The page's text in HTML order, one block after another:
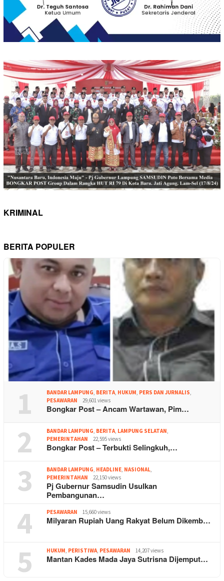
KRIMINAL
BERITA POPULER
1 BANDAR LAMPUNG, BERITA, HUKUM, PERS DAN JURNALIS,
PESAWARAN
29,601 views
Bongkar Post – Ancam Wartawan, Pim…
2 BANDAR LAMPUNG, BERITA, LAMPUNG SELATAN,
PEMERINTAHAN
22,595 views
Bongkar Post – Terbukti Selingkuh,…
3 BANDAR LAMPUNG, HEADLINE, NASIONAL,
PEMERINTAHAN
22,150 views
Pj Gubernur Samsudin Usulkan
Pembangunan…
4 PESAWARAN 15,660 views
Milyaran Rupiah Uang Rakyat Belum Dikemb…
5 HUKUM, PERISTIWA, PESAWARAN 14,207 views
Mantan Kades Mada Jaya Sutrisna Dijemput…